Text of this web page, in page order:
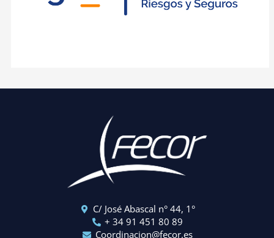
C/ José Abascal n° 44, 1°
+ 34 91 451 80 89
Coordinacion@fecor.es